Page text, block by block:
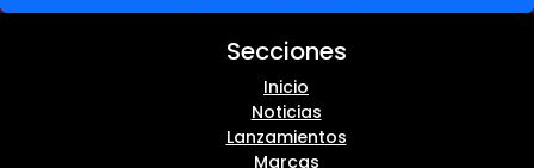
Secciones
Inicio
Noticias
Lanzamientos
Marcas